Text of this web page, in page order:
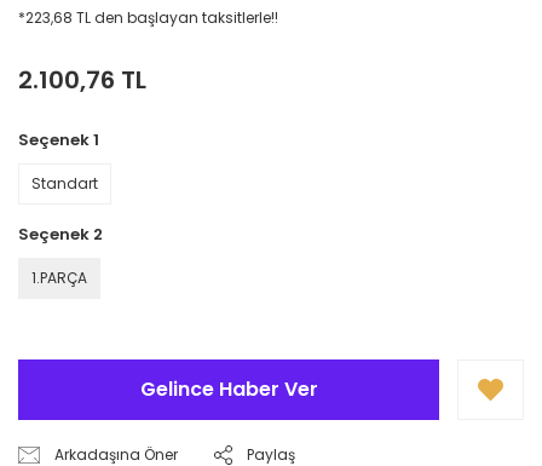
*223,68 TL den başlayan taksitlerle!!
2.100,76 TL
Seçenek 1
Standart
Seçenek 2
1.PARÇA
Gelince Haber Ver
Arkadaşına Öner Paylaş